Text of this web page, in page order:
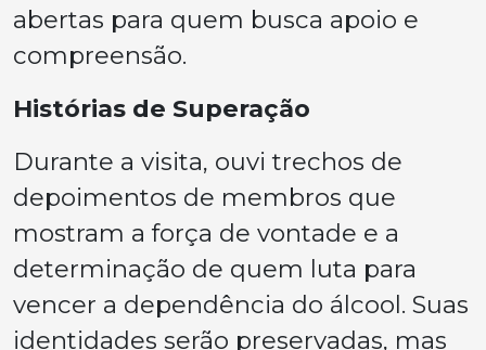
abertas para quem busca apoio e
compreensão.
Histórias de Superação
Durante a visita, ouvi trechos de
depoimentos de membros que
mostram a força de vontade e a
determinação de quem luta para
vencer a dependência do álcool. Suas
identidades serão preservadas, mas